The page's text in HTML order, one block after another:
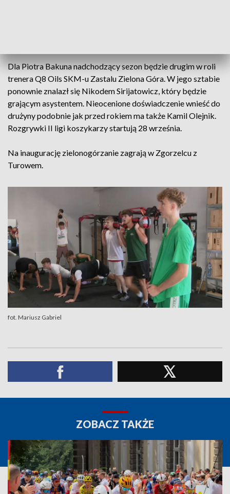
Dla Piotra Bakuna nadchodzący sezon będzie drugim w roli
trenera Q8 Oils SKM-u Zastalu Zielona Góra. W jego sztabie
ponownie znalazł się Nikodem Sirijatowicz, który będzie
grającym asystentem. Nieocenione doświadczenie wnieść do
drużyny podobnie jak przed rokiem ma także Kamil Olejnik.
Rozgrywki II ligi koszykarzy startują 28 września.
Na inaugurację zielonogórzanie zagrają w Zgorzelcu z
Turowem.
fot. Mariusz Gabriel
ZOBACZ TAKŻE